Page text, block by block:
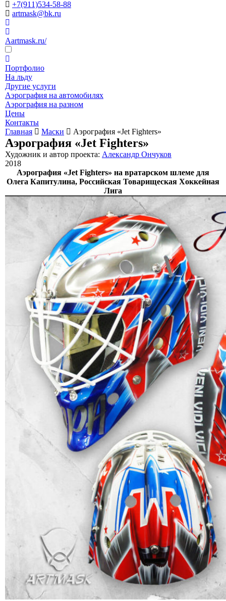
+7(911)534-58-88
artmask@bk.ru
Aartmask.ru/
Портфолио
На льду
Другие услуги
Аэрография на автомобилях
Аэрография на разном
Цены
Контакты
Главная
Маски Аэрография «Jet Fighters»
Аэрография «Jet Fighters»
Художник и автор проекта: Александр Ончуков
2018
Аэрография «Jet Fighters» на вратарском шлеме для
Олега Капитулина, Российская Товарищеская Хоккейная
Лига